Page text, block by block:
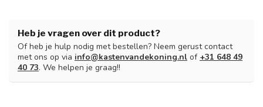
Heb je vragen over dit product?
Of heb je hulp nodig met bestellen? Neem gerust contact
met ons op via info@kastenvandekoning.nl of +31 648 49
40 73. We helpen je graag!!